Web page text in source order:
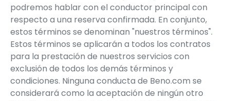
podremos hablar con el conductor principal con
respecto a una reserva confirmada. En conjunto,
estos términos se denominan "nuestros términos".
Estos términos se aplicarán a todos los contratos
para la prestación de nuestros servicios con
exclusión de todos los demás términos y
condiciones. Ninguna conducta de Beno.com se
considerará como la aceptación de ningún otro